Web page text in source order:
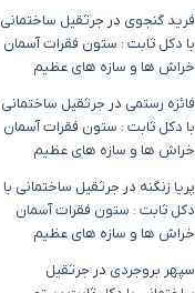
فرید گنجوی در جرثقیل ساختمانی
با دکل ثابت : ستون فقرات آسمان
خراش ها و سازه های عظیم
فائزه رستمی در جرثقیل ساختمانی
با دکل ثابت : ستون فقرات آسمان
خراش ها و سازه های عظیم
پریا زنگنه در جرثقیل ساختمانی با
دکل ثابت : ستون فقرات آسمان
خراش ها و سازه های عظیم
سپهر بروجردی در جرثقیل